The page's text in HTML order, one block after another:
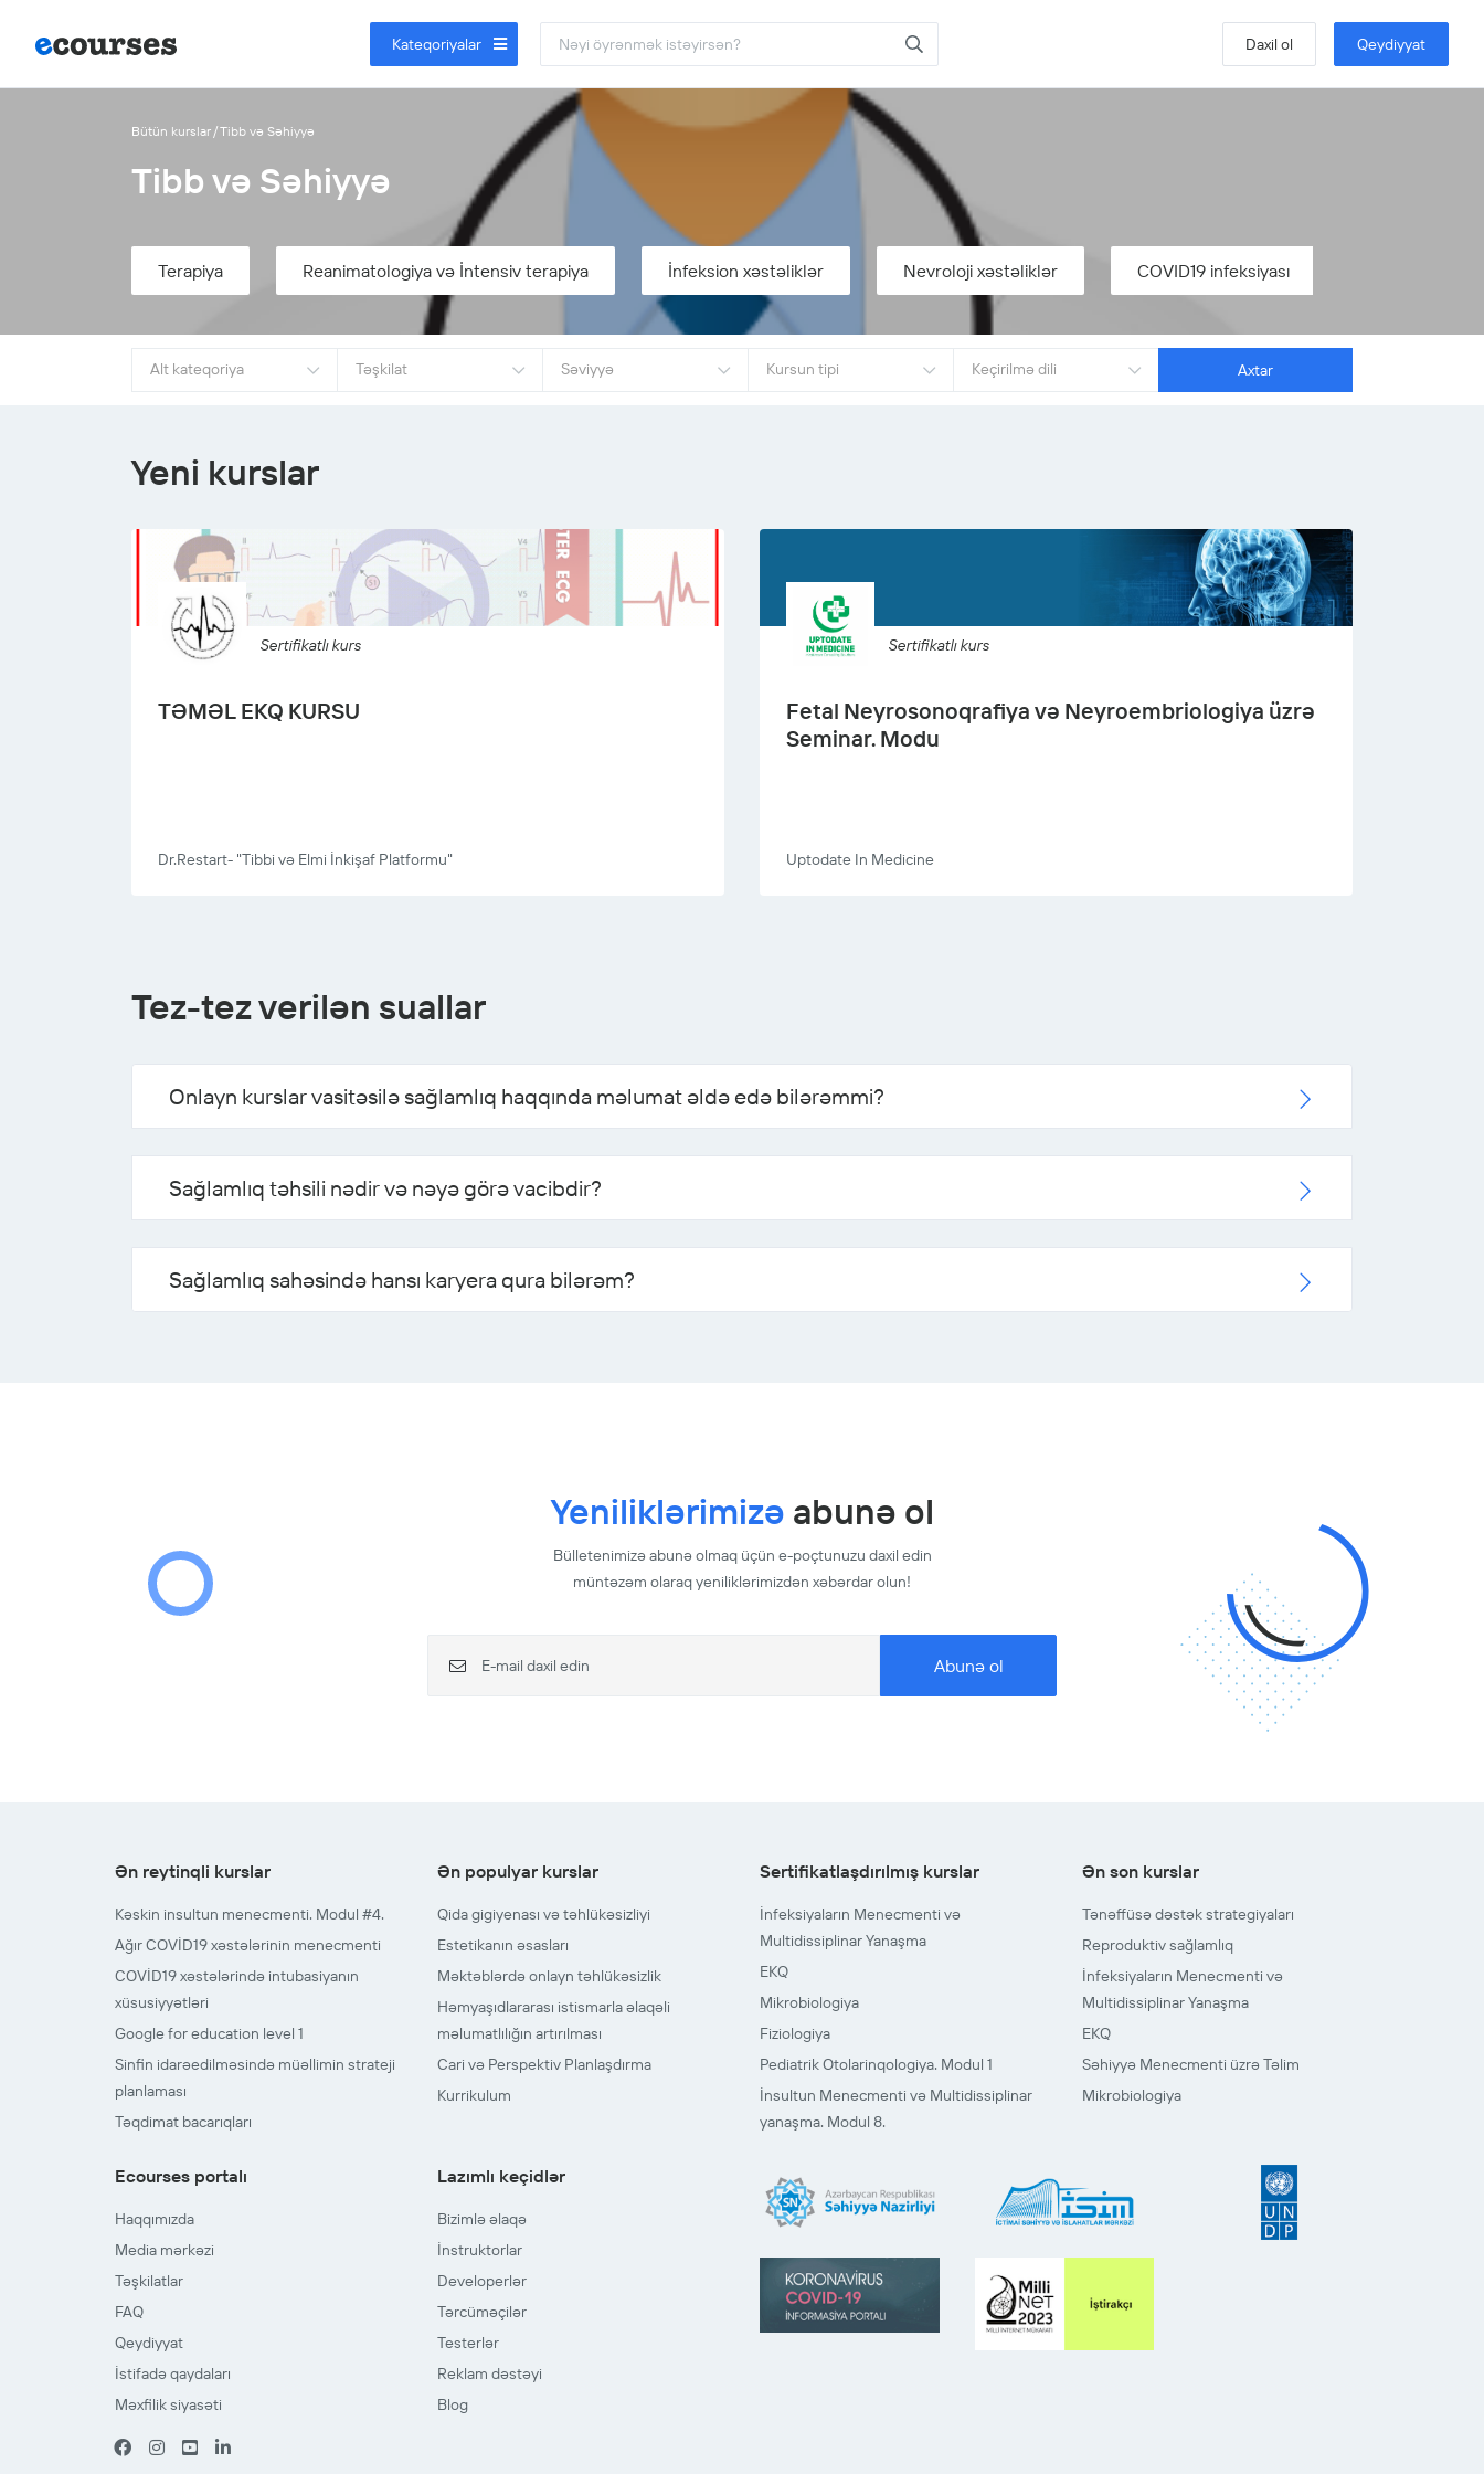
Kateqoriyalar Daxil ol Qeydiyyat
Tibbi savadlılıq
Uşaqlarda adaptasiya
Azərbaycan Gənc Müəllimlər Assosiasiyası
Bütün kurslar Tibb və Səhiyyə
Tibb və Səhiyyə
Terapiya Reanimatologiya və İntensiv terapiya İnfeksion xəstəliklər Nevroloji xəstəliklər COVID19 infeksiyası
Alt kateqoriya Təşkilat Səviyyə Kursun tipi Keçirilmə dili Axtar
Yeni kurslar
Sertifikatlı kurs
TƏMƏL EKQ KURSU
Dr.Restart- "Tibbi və Elmi İnkişaf Platformu"
Sertifikatlı kurs
Fetal Neyrosonoqrafiya və Neyroembriologiya üzrə
Seminar. Modu
Uptodate In Medicine
Tez-tez verilən suallar
Onlayn kurslar vasitəsilə sağlamlıq haqqında məlumat əldə edə bilərəmmi?
Sağlamlıq təhsili nədir və nəyə görə vacibdir?
Sağlamlıq sahəsində hansı karyera qura bilərəm?
Yeniliklərimizə abunə ol
Bülletenimizə abunə olmaq üçün e-poçtunuzu daxil edin
müntəzəm olaraq yeniliklərimizdən xəbərdar olun!
Abunə ol
Ən reytinqli kurslar
Kəskin insultun menecmenti. Modul #4.
Ağır COVİD19 xəstələrinin menecmenti
COVİD19 xəstələrində intubasiyanın
xüsusiyyətləri
Google for education level 1
Sinfin idarəedilməsində müəllimin strateji
planlaması
Təqdimat bacarıqları
Ən populyar kurslar
Qida gigiyenası və təhlükəsizliyi
Estetikanın əsasları
Məktəblərdə onlayn təhlükəsizlik
Həmyaşıdlararası istismarla əlaqəli
məlumatlılığın artırılması
Cari və Perspektiv Planlaşdırma
Kurrikulum
Sertifikatlaşdırılmış kurslar
İnfeksiyaların Menecmenti və
Multidissiplinar Yanaşma
EKQ
Mikrobiologiya
Fiziologiya
Pediatrik Otolarinqologiya. Modul 1
İnsultun Menecmenti və Multidissiplinar
yanaşma. Modul 8.
Ən son kurslar
Tənəffüsə dəstək strategiyaları
Reproduktiv sağlamlıq
İnfeksiyaların Menecmenti və
Multidissiplinar Yanaşma
EKQ
Səhiyyə Menecmenti üzrə Təlim
Mikrobiologiya
Ecourses portalı
Haqqımızda
Media mərkəzi
Təşkilatlar
FAQ
Qeydiyyat
İstifadə qaydaları
Məxfilik siyasəti
Lazımlı keçidlər
Bizimlə əlaqə
İnstruktorlar
Developerlər
Tərcüməçilər
Testerlər
Reklam dəstəyi
Blog